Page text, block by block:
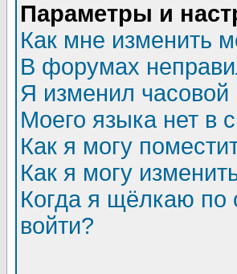
Параметры и
Как мне изменить
В форумах
Я изменил часовой
Моего языка нет в
Как я могу
Как я могу
Когда я щёлкаю по
войти?